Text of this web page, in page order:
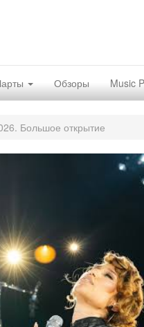
Обзоры Music
Большое открытие